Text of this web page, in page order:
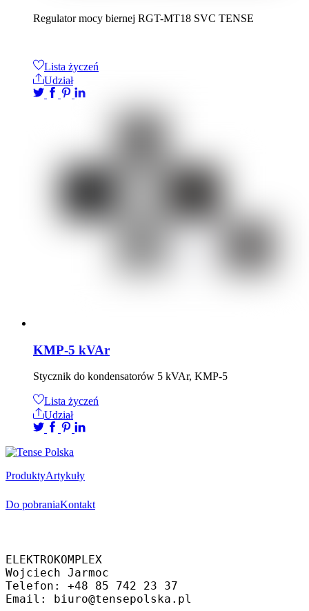
Regulator mocy biernej RGT-MT18 SVC TENSE
Lista życzeń
Udział
KMP-5 kVAr
Stycznik do kondensatorów 5 kVAr, KMP-5
Lista życzeń
Udział
ProduktyArtykuły
Do pobraniaKontakt
ELEKTROKOMPLEX
Wojciech Jarmoc
Telefon: +48 85 742 23 37
Email: biuro@tensepolska.pl